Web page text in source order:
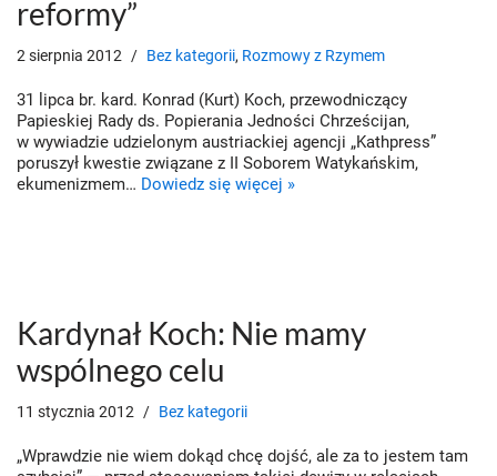
reformy”
2 sierpnia 2012 Bez kategorii, Rozmowy z Rzymem
31 lipca br. kard. Konrad (Kurt) Koch, przewodniczący
Papieskiej Rady ds. Popierania Jedności Chrześcijan,
w wywiadzie udzielonym austriackiej agencji „Kathpress”
poruszył kwestie związane z II Soborem Watykańskim,
ekumenizmem… Dowiedz się więcej »
Kardynał Koch: Nie mamy
wspólnego celu
11 stycznia 2012 Bez kategorii
„Wprawdzie nie wiem dokąd chcę dojść, ale za to jestem tam